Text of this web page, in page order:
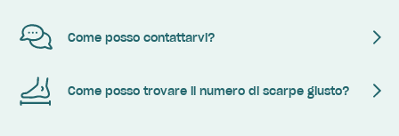
Come posso contattarvi?
Come posso trovare il numero di scarpe giusto?